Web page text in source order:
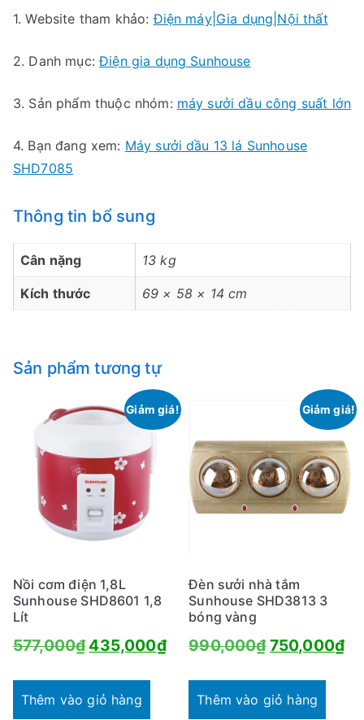
1. Website tham khảo:Điện máy|Gia dụng|Nội thất
2. Danh mục:Điện gia dụng Sunhouse
3. Sản phẩm thuộc nhóm: máy sưởi dầu công suất lớn
4. Bạn đang xem: Máy sưởi dầu 13 lá Sunhouse
SHD7085
Thông tin bổ sung
Cân nặng 13 kg
Kích thước 69 × 58 × 14 cm
Sản phẩm tương tự
Giảm giá!
Nồi cơm điện 1,8L
Sunhouse SHD8601 1,8
Lít
577,000₫Giá
là:
435,000₫Giá
Thêm vào giỏ hàng
Giảm giá!
Đèn sưởi nhà tắm
Sunhouse SHD3813 3
bóng vàng
990,000₫Giá
là:
750,000₫
Thêm vào giỏ hàng